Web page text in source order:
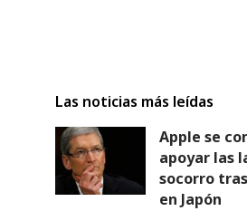
Las noticias más leídas
Apple se
apoyar las
socorro
en Japón